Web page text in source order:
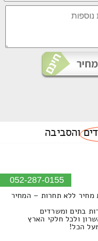
והסביבה
052-287-0155
מחיר ללא תחרות – המחיר
בתים ומשרדים
ולכל חלקי הארץ
הכל!